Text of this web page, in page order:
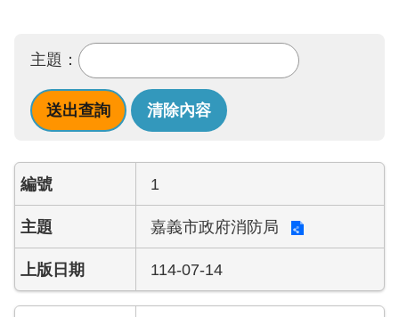
務
務
關
簡
介
宣
導
教
育
主題：
1
嘉義市政府消防局
114-07-14